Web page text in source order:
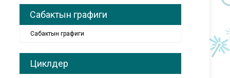
Сабактын графиги
Сабактын графиги
Циклдер